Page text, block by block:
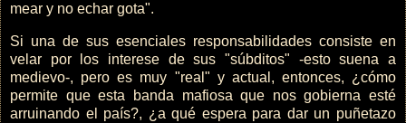
mear y no echar gota".
Si una de sus esenciales responsabilidades consiste en
velar por los interese de sus "súbditos" -esto suena a
medievo-, pero es muy "real" y actual, entonces, ¿cómo
permite que esta banda mafiosa que nos gobierna esté
arruinando el país?, ¿a qué espera para dar un puñetazo